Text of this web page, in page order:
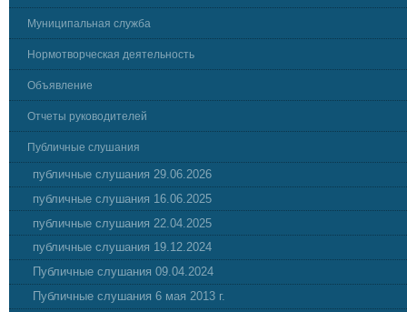
Муниципальная служба
Нормотворческая деятельность
Объявление
Отчеты руководителей
Публичные слушания
публичные слушания 29.06.2026
публичные слушания 16.06.2025
публичные слушания 22.04.2025
публичные слушания 19.12.2024
Публичные слушания 09.04.2024
Публичные слушания 6 мая 2013 г.